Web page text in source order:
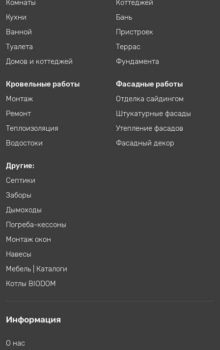
Комнаты
Кухни
Ванной
Туалета
Домов и коттеджей
Коттеджей
Бань
Пристроек
Террас
Фундамента
Кровельные работы
Монтаж
Ремонт
Теплоизоляция
Водостоки
Фасадные работы
Отделка сайдингом
Штукатурные фасады
Утепление фасадов
Фасадный декор
Другие:
Септики
Заборы
Дымоходы
Погреба-кессоны
Монтаж окон
Навесы
Мебель
Каталоги
Котлы BIODOM
Информация
О нас